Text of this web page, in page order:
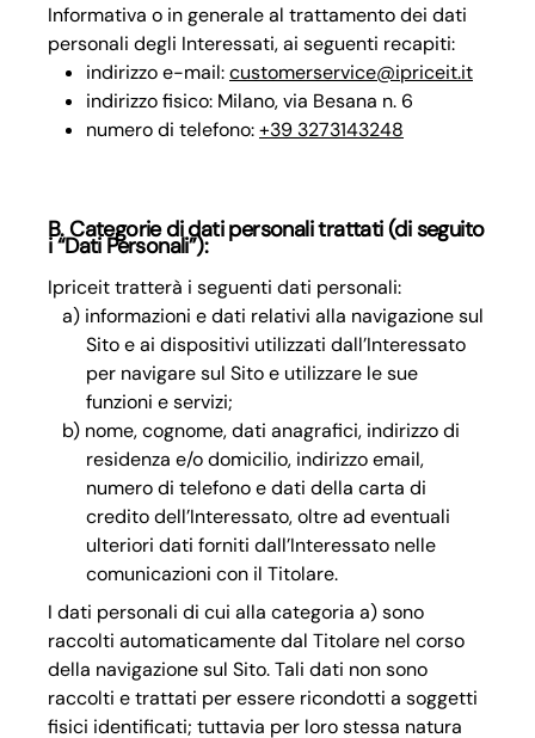
Informativa o in generale al trattamento dei dati
personali degli Interessati, ai seguenti recapiti:
indirizzo e-mail:customerservice@ipriceit.it
indirizzo fisico: Milano, via Besana n. 6
numero di telefono:+39 3273143248
B. Categorie di dati personali trattati (di seguito
i “Dati Personali”):
Ipriceit tratterà i seguenti dati personali:
informazioni e dati relativi alla navigazione sul
Sito e ai dispositivi utilizzati dall’Interessato
per navigare sul Sito e utilizzare le sue
funzioni e servizi;
nome, cognome, dati anagrafici, indirizzo di
residenza e/o domicilio, indirizzo email,
numero di telefono e dati della carta di
credito dell’Interessato, oltre ad eventuali
ulteriori dati forniti dall’Interessato nelle
comunicazioni con il Titolare.
I dati personali di cui alla categoria a) sono
raccolti automaticamente dal Titolare nel corso
della navigazione sul Sito. Tali dati non sono
raccolti e trattati per essere ricondotti a soggetti
fisici identificati; tuttavia per loro stessa natura